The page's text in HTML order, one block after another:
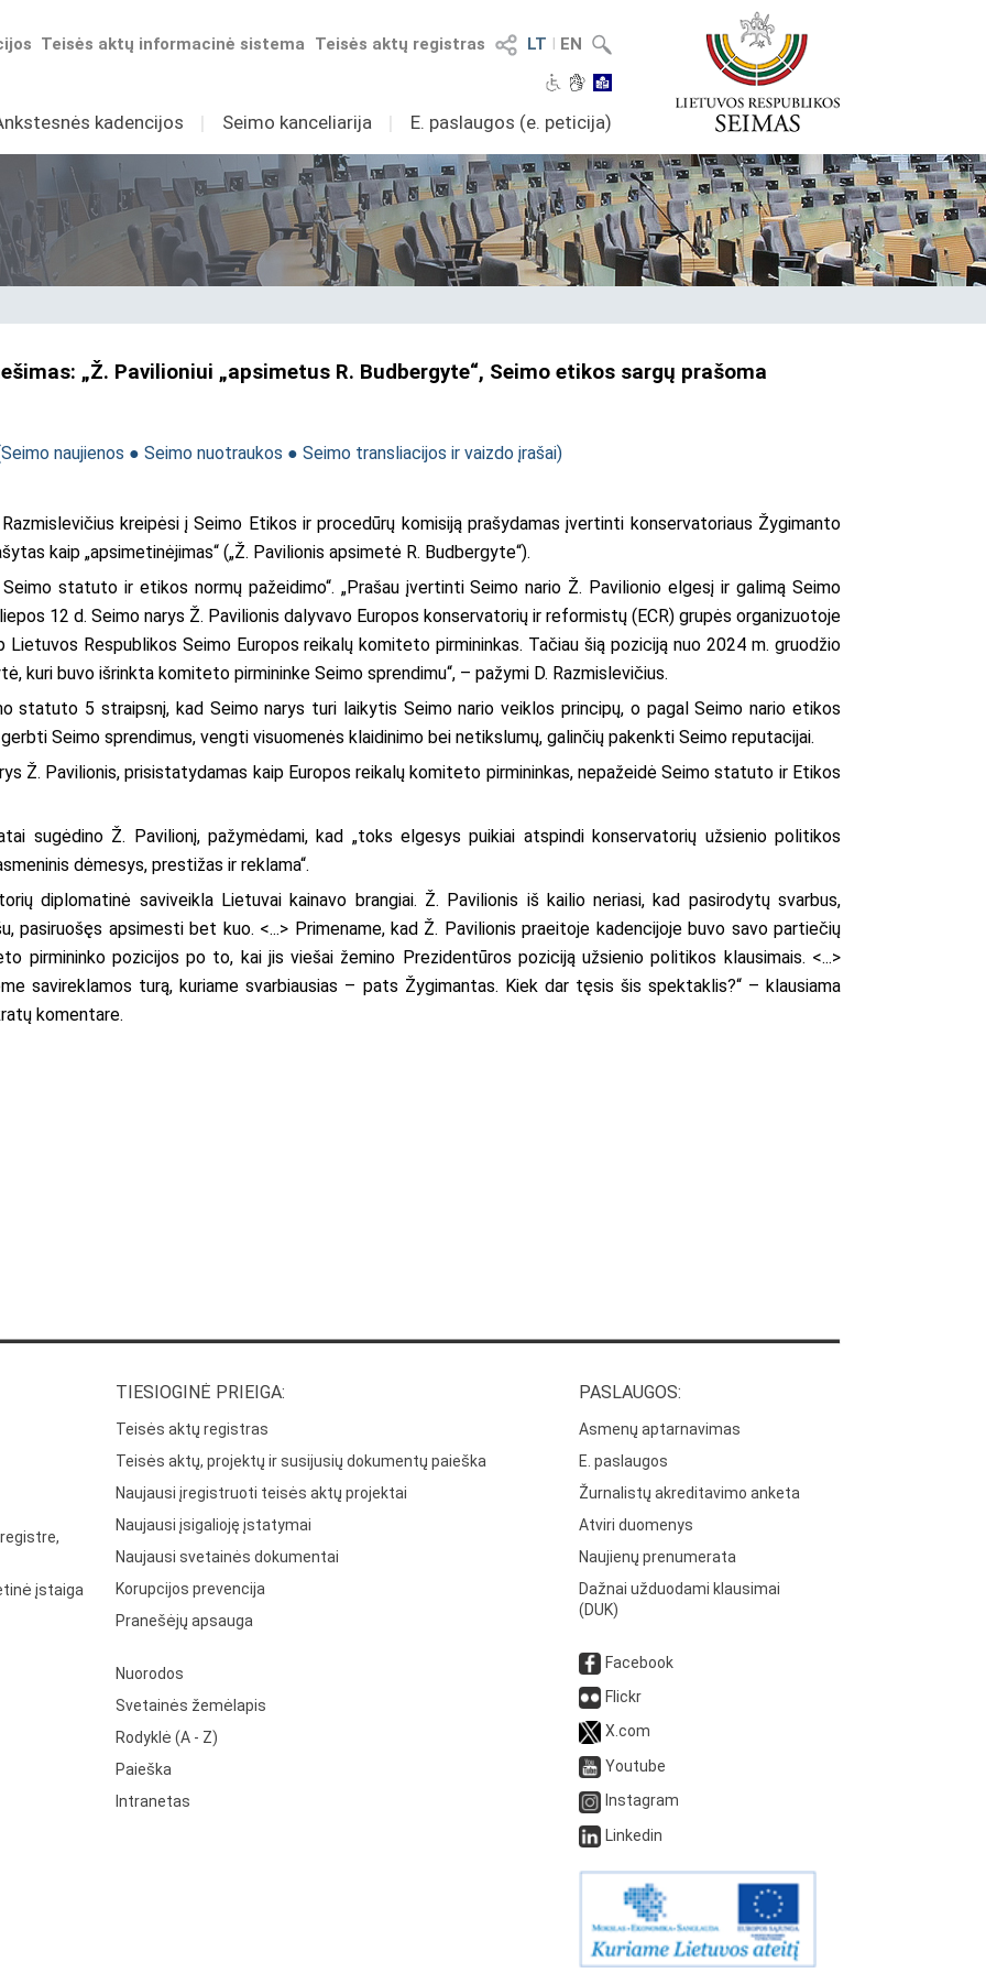
LT I EN
Teisės aktų registras
Teisės aktų informacinė sistema
kadencijos I Seimo kanceliarija I E. paslaugos (e. peticija)
„Ž. Pavilioniui „apsimetus R. Budbergyte“, Seimo etikos sargų prašoma
Seimo naujienos ● Seimo nuotraukos ● Seimo transliacijos ir vaizdo įrašai)
kreipėsi į Seimo Etikos ir procedūrų komisiją prašydamas įvertinti konservatoriaus Žygimanto
kaip „apsimetinėjimas“ („Ž. Pavilionis apsimetė R. Budbergyte“).
Seimo statuto ir etikos normų pažeidimo“. „Prašau įvertinti Seimo nario Ž. Pavilionio elgesį ir galimą Seimo
12 d. Seimo narys Ž. Pavilionis dalyvavo Europos konservatorių ir reformistų (ECR) grupės organizuotoje
Lietuvos Respublikos Seimo Europos reikalų komiteto pirmininkas. Tačiau šią poziciją nuo 2024 m. gruodžio
kuri buvo išrinkta komiteto pirmininke Seimo sprendimu“, – pažymi D. Razmislevičius.
statuto 5 straipsnį, kad Seimo narys turi laikytis Seimo nario veiklos principų, o pagal Seimo nario etikos
Seimo sprendimus, vengti visuomenės klaidinimo bei netikslumų, galinčių pakenkti Seimo reputacijai.
Ž. Pavilionis, prisistatydamas kaip Europos reikalų komiteto pirmininkas, nepažeidė Seimo statuto ir Etikos
sugėdino Ž. Pavilionį, pažymėdami, kad „toks elgesys puikiai atspindi konservatorių užsienio politikos
dėmesys, prestižas ir reklama“.
diplomatinė saviveikla Lietuvai kainavo brangiai. Ž. Pavilionis iš kailio neriasi, kad pasirodytų svarbus,
pasiruošęs apsimesti bet kuo. <...> Primename, kad Ž. Pavilionis praeitoje kadencijoje buvo savo partiečių
pirmininko pozicijos po to, kai jis viešai žemino Prezidentūros poziciją užsienio politikos klausimais. <...>
savireklamos turą, kuriame svarbiausias – pats Žygimantas. Kiek dar tęsis šis spektaklis?“ – klausiama
komentare.
įstaiga
TIESIOGINĖ PRIEIGA:
Teisės aktų registras
Teisės aktų, projektų ir susijusių dokumentų paieška
Naujausi įregistruoti teisės aktų projektai
Naujausi įsigalioję įstatymai
Naujausi svetainės dokumentai
Korupcijos prevencija
Pranešėjų apsauga
Nuorodos
Svetainės žemėlapis
Rodyklė (A - Z)
Paieška
Intranetas
PASLAUGOS:
Asmenų aptarnavimas
E. paslaugos
Žurnalistų akreditavimo anketa
Atviri duomenys
Naujienų prenumerata
Dažnai užduodami klausimai
(DUK)
Facebook
Flickr
X.com
Youtube
Instagram
Linkedin